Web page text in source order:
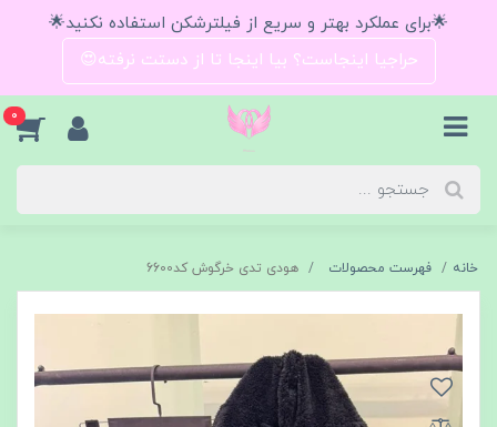
🌟برای عملکرد بهتر و سریع از فیلترشکن استفاده نکنید🌟
حراجیا اینجاست؟ بیا اینجا تا از دستت نرفته😍
0
خانه فهرست محصولات هودی تدی خرگوش کد6600